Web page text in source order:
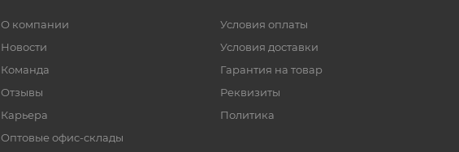
О компании
Новости
Команда
Отзывы
Карьера
Оптовые офис-склады
Условия оплаты
Условия доставки
Гарантия на товар
Реквизиты
Политика